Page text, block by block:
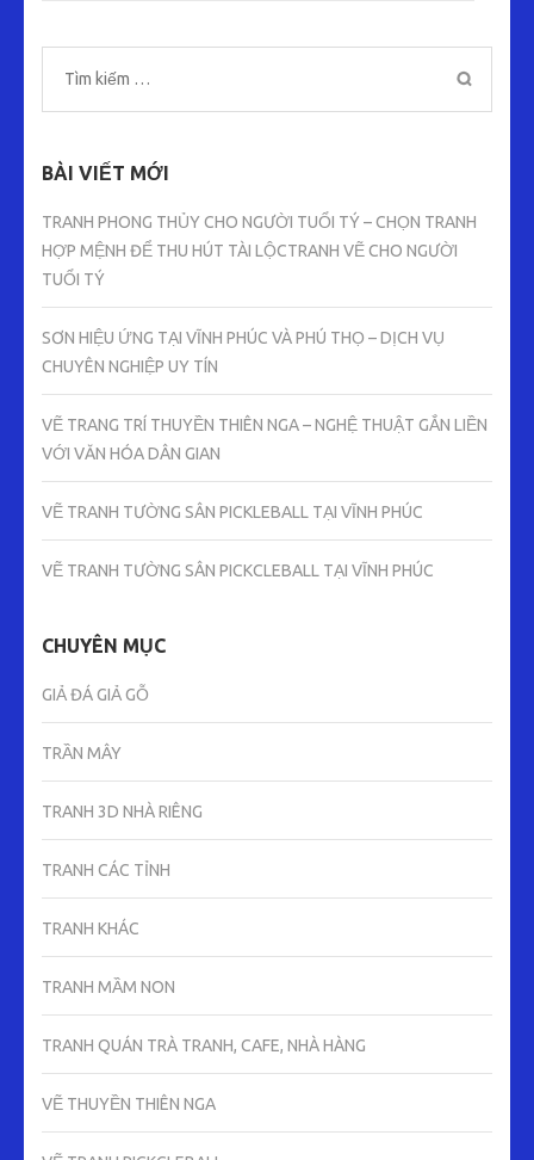
Tìm
kiếm
BÀI VIẾT MỚI
TRANH PHONG THỦY CHO NGƯỜI TUỔI TÝ – CHỌN TRANH
HỢP MỆNH ĐỂ THU HÚT TÀI LỘCTRANH VẼ CHO NGƯỜI
TUỔI TÝ
SƠN HIỆU ỨNG TẠI VĨNH PHÚC VÀ PHÚ THỌ – DỊCH VỤ
CHUYÊN NGHIỆP UY TÍN
VẼ TRANG TRÍ THUYỀN THIÊN NGA – NGHỆ THUẬT GẮN LIỀN
VỚI VĂN HÓA DÂN GIAN
VẼ TRANH TƯỜNG SÂN PICKLEBALL TẠI VĨNH PHÚC
VẼ TRANH TƯỜNG SÂN PICKCLEBALL TẠI VĨNH PHÚC
CHUYÊN MỤC
GIẢ ĐÁ GIẢ GỖ
TRẦN MÂY
TRANH 3D NHÀ RIÊNG
TRANH CÁC TỈNH
TRANH KHÁC
TRANH MẦM NON
TRANH QUÁN TRÀ TRANH, CAFE, NHÀ HÀNG
VẼ THUYỀN THIÊN NGA